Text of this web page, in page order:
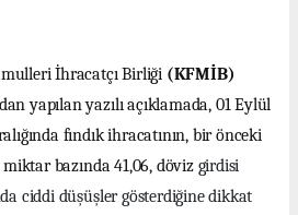
İhracatçı Birliği (KFMİB)
yapılan yazılı açıklamada, 01 Eylül
fındık ihracatının, bir önceki
miktar bazında 41,06, döviz girdisi
ciddi düşüşler gösterdiğine dikkat